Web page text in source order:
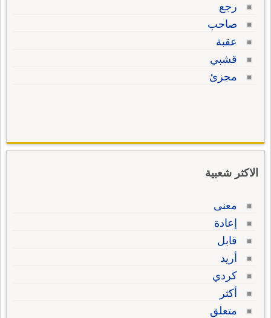
رجع
صاحب
عقبة
قشبي
مجزئ
الاكثر شعبية
معنى
إعادة
قابل
أريد
كردي
أكثر
متعلق